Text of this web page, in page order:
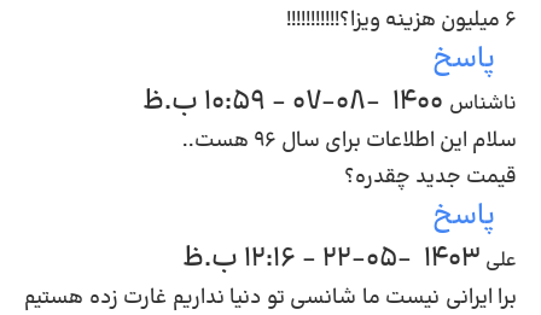
۶ میلیون هزینه ویزا؟!!!!!!!!!!!
پاسخ
ناشناس 1400-08-07 - 10:59 ب.ظ
سلام این اطلاعات برای سال ۹۶ هست..
قیمت جدید چقدره؟
پاسخ
علی 1403-05-22 - 12:16 ب.ظ
برا ایرانی نیست ما شانسی تو دنیا نداریم غارت زده هستیم